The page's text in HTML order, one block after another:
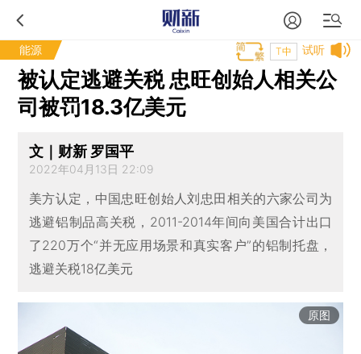
能源 试听
T中
被认定逃避关税 忠旺创始人相关公
司被罚18.3亿美元
文｜财新 罗国平
2022年04月13日 22:09
美方认定，中国忠旺创始人刘忠田相关的六家公司为
逃避铝制品高关税，2011-2014年间向美国合计出口
了220万个“并无应用场景和真实客户”的铝制托盘，
逃避关税18亿美元
原图